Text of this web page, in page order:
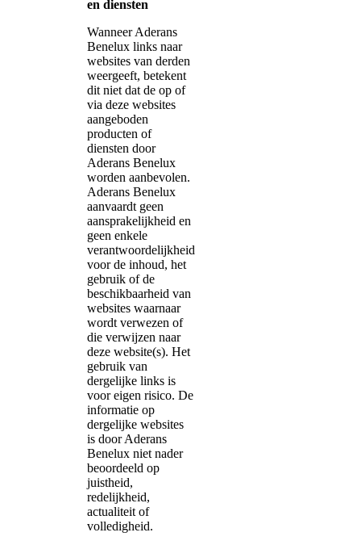
en diensten
Wanneer Aderans
Benelux links naar
websites van derden
weergeeft, betekent
dit niet dat de op of
via deze websites
aangeboden
producten of
diensten door
Aderans Benelux
worden aanbevolen.
Aderans Benelux
aanvaardt geen
aansprakelijkheid en
geen enkele
verantwoordelijkheid
voor de inhoud, het
gebruik of de
beschikbaarheid van
websites waarnaar
wordt verwezen of
die verwijzen naar
deze website(s). Het
gebruik van
dergelijke links is
voor eigen risico. De
informatie op
dergelijke websites
is door Aderans
Benelux niet nader
beoordeeld op
juistheid,
redelijkheid,
actualiteit of
volledigheid.